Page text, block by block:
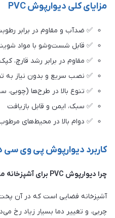
مزایای کلی دیوارپوش PVC
✅ ضدآب و مقاوم در برابر
✅ قابل شست‌وشو با مواد
✅ مقاوم در برابر رشد قارچ،
✅ نصب سریع و بدون نیاز به
✅ تنوع بالا در طرح‌ها (چوبی،
✅ سبک، ایمن و قابل بازیافت
✅ دوام بالا در محیط‌های مرطوب
کاربرد دیوارپوش پی وی سی
چرا دیوارپوش PVC برای آشپزخانه مناسب است؟
آشپزخانه فضایی است که در آن
چربی، و تغییر دما بسیار زیاد رخ